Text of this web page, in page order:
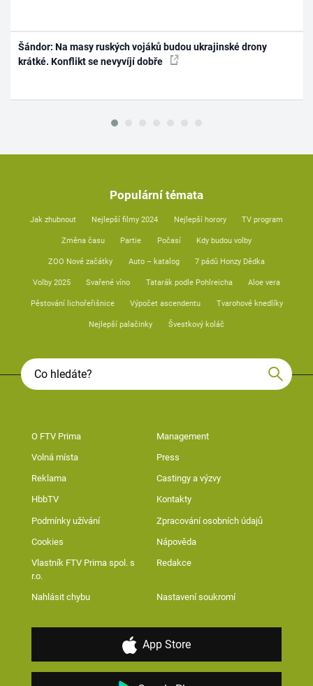
Šándor: Na masy ruských vojáků budou ukrajinské drony
krátké. Konflikt se nevyvíjí dobře
Populární témata
Jak zhubnout Nejlepší filmy 2024 Nejlepší horory TV program
Změna času Partie Počasí Kdy budou volby
ZOO Nové začátky Auto – katalog 7 pádů Honzy Dědka
Volby 2025 Svařené víno Tatarák podle Pohlreicha Aloe vera
Pěstování lichořeřišnice Výpočet ascendentu Tvarohové knedlíky
Nejlepší palačinky Švestkový koláč
O FTV Prima Management
Volná místa Press
Reklama Castingy a výzvy
HbbTV Kontakty
Podmínky užívání Zpracování osobních údajů
Cookies Nápověda
Vlastník FTV Prima spol. s
r.o.
Redakce
Nahlásit chybu Nastavení soukromí
App Store